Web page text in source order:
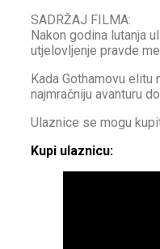
SADRŽAJ FILMA:
Nakon godina lutanja
utjelovljenje pravde
Kada Gothamovu
najmračniju avanturu
Ulaznice se mogu
Kupi ulaznicu: